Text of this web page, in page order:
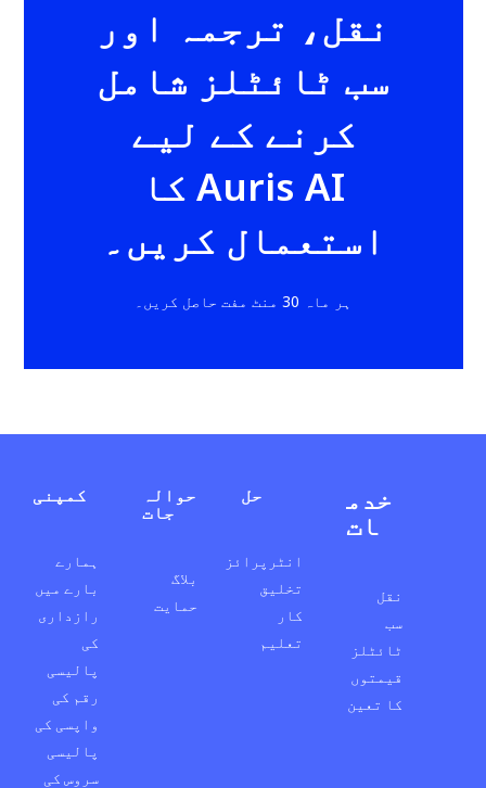
نقل، ترجمہ اور
سب ٹائٹلز شامل
کرنے کے لیے
Auris AI کا
استعمال کریں۔
ہر ماہ 30 منٹ مفت حاصل کریں۔
خدم
ات
نقل
سب
ٹائٹلز
قیمتوں
کا تعین
حل
انٹرپرائز
تخلیق
کار
تعلیم
حوالہ
جات
بلاگ
حمایت
کمپنی
ہمارے
بارے میں
رازداری
کی
پالیسی
رقم کی
واپسی کی
پالیسی
سروس کی